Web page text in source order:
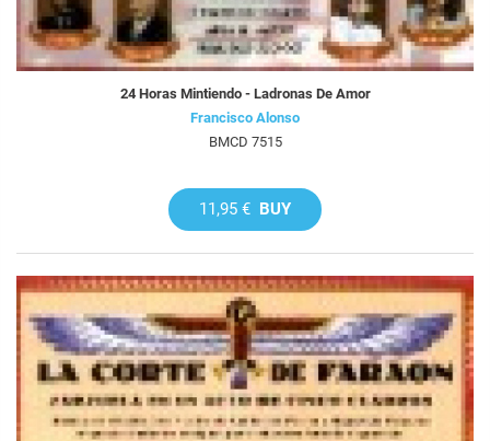
24 Horas Mintiendo - Ladronas De Amor
Francisco Alonso
BMCD 7515
11,95 € BUY